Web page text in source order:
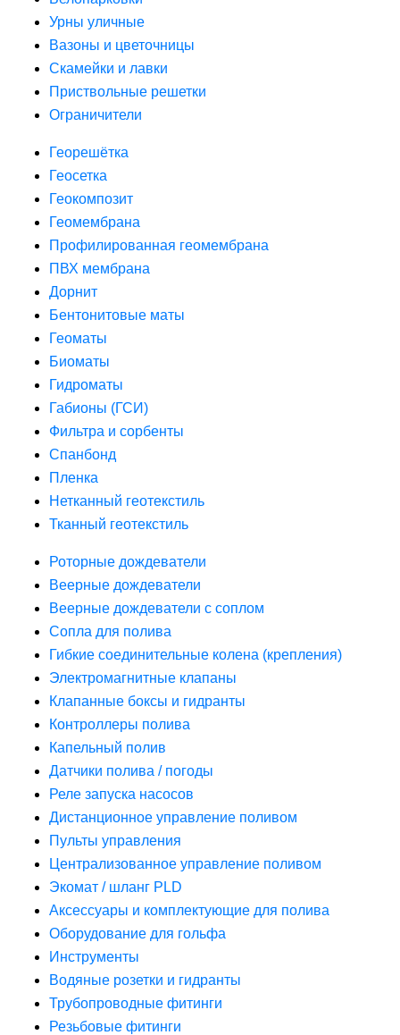
Урны уличные
Вазоны и цветочницы
Скамейки и лавки
Приствольные решетки
Ограничители
Георешётка
Геосетка
Геокомпозит
Геомембрана
Профилированная геомембрана
ПВХ мембрана
Дорнит
Бентонитовые маты
Геоматы
Биоматы
Гидроматы
Габионы (ГСИ)
Фильтра и сорбенты
Спанбонд
Пленка
Нетканный геотекстиль
Тканный геотекстиль
Роторные дождеватели
Веерные дождеватели
Веерные дождеватели с соплом
Сопла для полива
Гибкие соединительные колена (крепления)
Электромагнитные клапаны
Клапанные боксы и гидранты
Контроллеры полива
Капельный полив
Датчики полива / погоды
Реле запуска насосов
Дистанционное управление поливом
Пульты управления
Централизованное управление поливом
Экомат / шланг PLD
Аксессуары и комплектующие для полива
Оборудование для гольфа
Инструменты
Водяные розетки и гидранты
Трубопроводные фитинги
Резьбовые фитинги